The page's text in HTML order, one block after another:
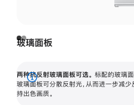
玻璃面板
两种抗反射玻璃面板可选。 标配的玻璃
玻璃面板可分散反射光，从而进一步减
持出色画质。
展
开